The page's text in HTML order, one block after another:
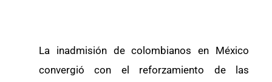
La inadmisión de colombianos en México
convergió con el reforzamiento de las